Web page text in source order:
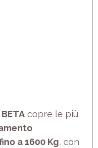
BETA copre le più
a 1600 Kg, con